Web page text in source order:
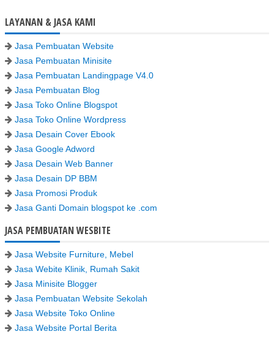
LAYANAN & JASA KAMI
Jasa Pembuatan Website
Jasa Pembuatan Minisite
Jasa Pembuatan Landingpage V4.0
Jasa Pembuatan Blog
Jasa Toko Online Blogspot
Jasa Toko Online Wordpress
Jasa Desain Cover Ebook
Jasa Google Adword
Jasa Desain Web Banner
Jasa Desain DP BBM
Jasa Promosi Produk
Jasa Ganti Domain blogspot ke .com
JASA PEMBUATAN WESBITE
Jasa Website Furniture, Mebel
Jasa Webite Klinik, Rumah Sakit
Jasa Minisite Blogger
Jasa Pembuatan Website Sekolah
Jasa Website Toko Online
Jasa Website Portal Berita